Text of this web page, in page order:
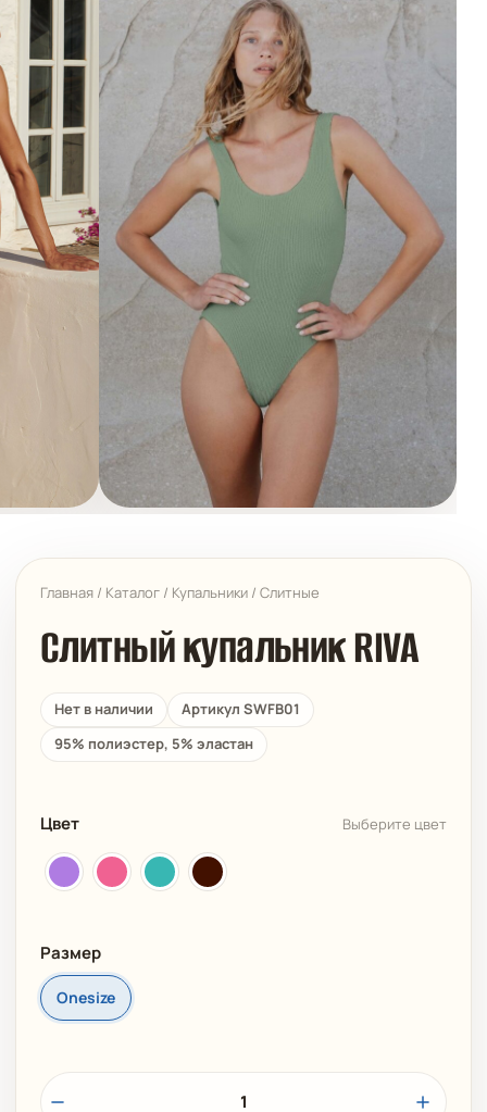
Главная / Каталог / Купальники / Слитные
Слитный купальник RIVA
Нет в наличии
Артикул SWFB01
95% полиэстер, 5% эластан
Цвет Выберите цвет
Размер
Onesize
1